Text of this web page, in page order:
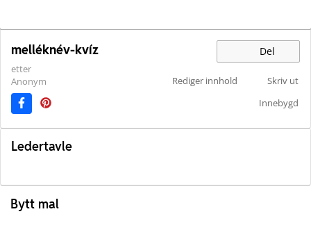
melléknév-kvíz Del
etter
Anonym
Rediger innhold
Skriv ut
Innebygd
Ledertavle
Bytt mal